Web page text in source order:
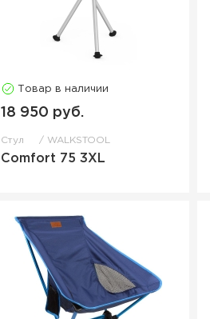
Товар в наличии
18 950 руб.
Стул WALKSTOOL
Comfort 75 3XL